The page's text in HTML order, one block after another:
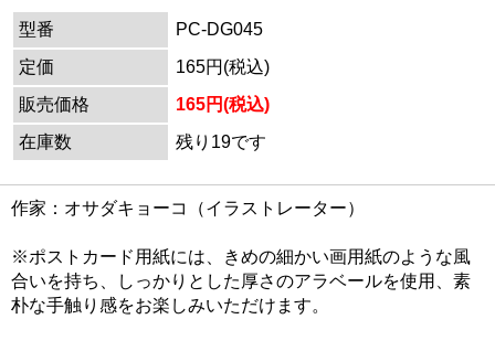
型番
PC-DG045
定価
165円(税込)
販売価格
165円(税込)
在庫数
残り19です
作家：オサダキョーコ（イラストレーター）
※ポストカード用紙には、きめの細かい画用紙のような風
合いを持ち、しっかりとした厚さのアラベールを使用、素
朴な手触り感をお楽しみいただけます。